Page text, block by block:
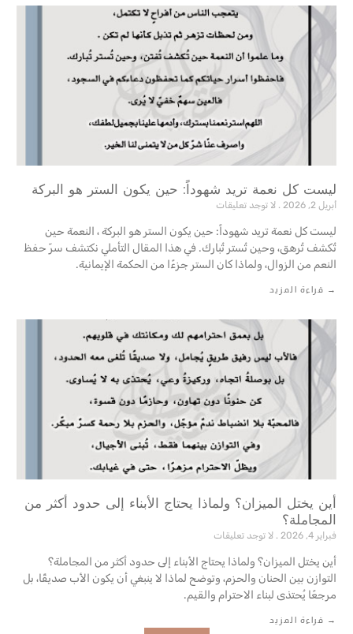
ليست كل نعمة تريد شهوداً: حين يكون الستر هو البركة
أبريل 2, 2026 لا توجد تعليقات
ليست كل نعمة تريد شهوداً: حين يكون الستر هو البركة ، النعمة حين
تُكشف تُرهق، وحين تُستر تُبارك. في هذا المقال التأملي نكتشف سرّ حفظ
النعم من الزوال، ولماذا كان الستر جزءًا من الحكمة ‏الإيمانية‎.‎
→ قراءة المزيد
أين يختل الميزان؟ ولماذا يحتاج الأبناء إلى حدود أكثر من
المجاملة؟
فبراير 4, 2026 لا توجد تعليقات
أين يختل الميزان؟ ولماذا يحتاج الأبناء إلى حدود أكثر من المجاملة؟
التوازن بين الحنان والحزم، وتوضح لماذا لا ينبغي أن يكون الأب صديقًا، بل
مرجعًا يُحتذى لبناء الاحترام والقيم.‎
→ قراءة المزيد